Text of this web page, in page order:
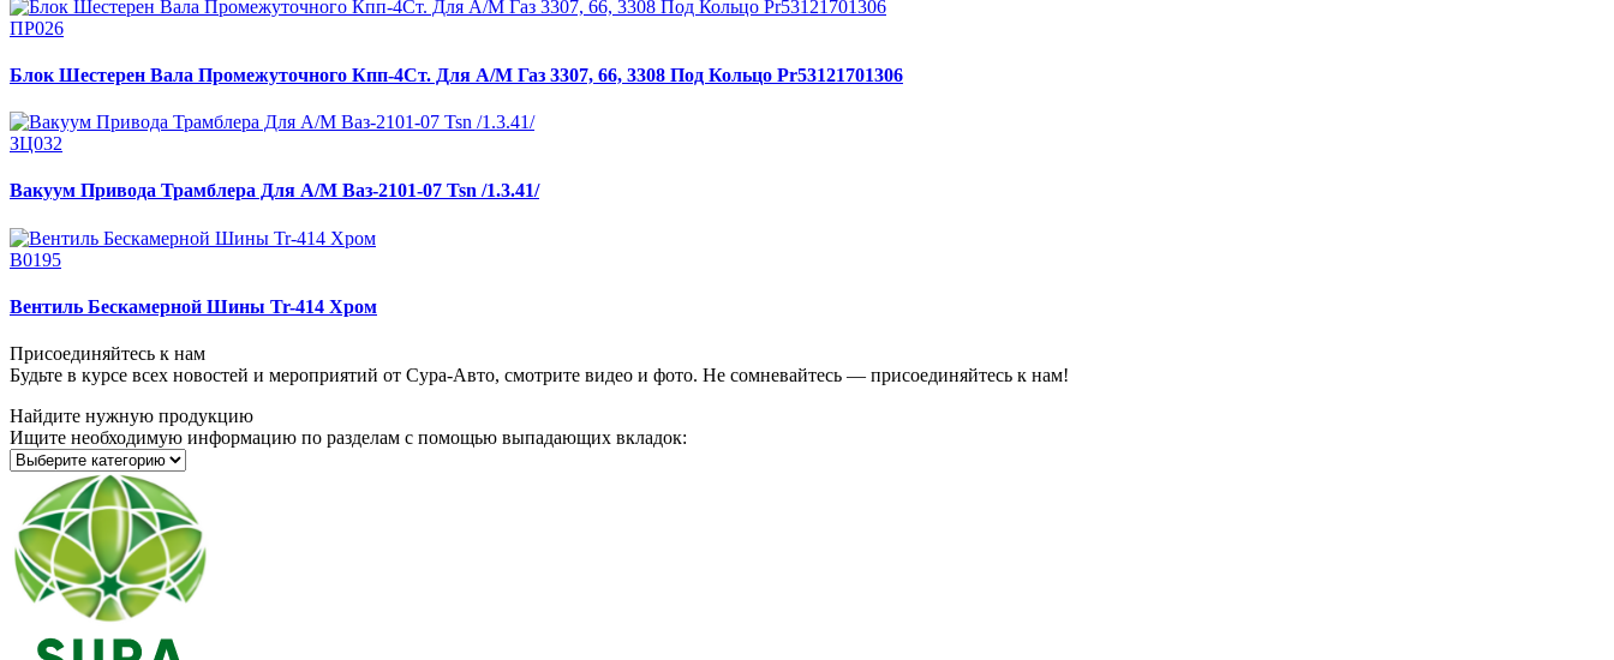
ПР026
Блок Шестерен Вала Промежуточного Кпп-4Ст. Для А/М Газ 3307, 66, 3308 Под Кольцо Pr53121701306
ЗЦ032
Вакуум Привода Трамблера Для А/М Ваз-2101-07 Tsn /1.3.41/
В0195
Вентиль Бескамерной Шины Tr-414 Хром
Присоединяйтесь к нам
Будьте в курсе всех новостей и мероприятий от Сура-Авто, смотрите видео и фото. Не сомневайтесь — присоединяйтесь к нам!
Найдите нужную продукцию
Ищите необходимую информацию по разделам с помощью выпадающих вкладок: